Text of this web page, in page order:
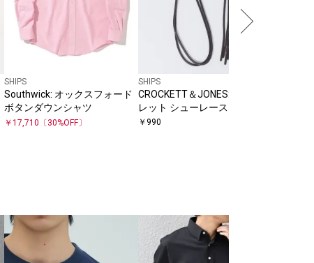
SHIPS
Southwick: オックスフォード
ボタンダウンシャツ
￥ 17,710 〔 30%OFF〕
SHIPS
CROCKETT＆JONES: 5つアイ
レット シューレース
￥ 990